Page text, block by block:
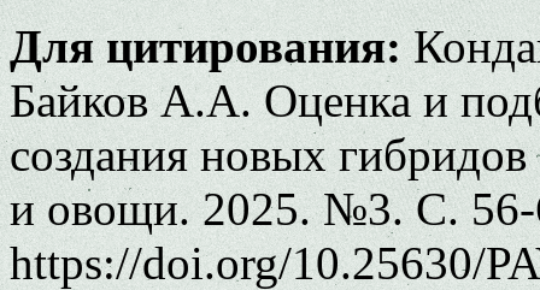
Для цитирования:
Байков А.А. Оценка и
создания новых
и овощи. 2025. №3. С.
https://doi.org/10.25630/